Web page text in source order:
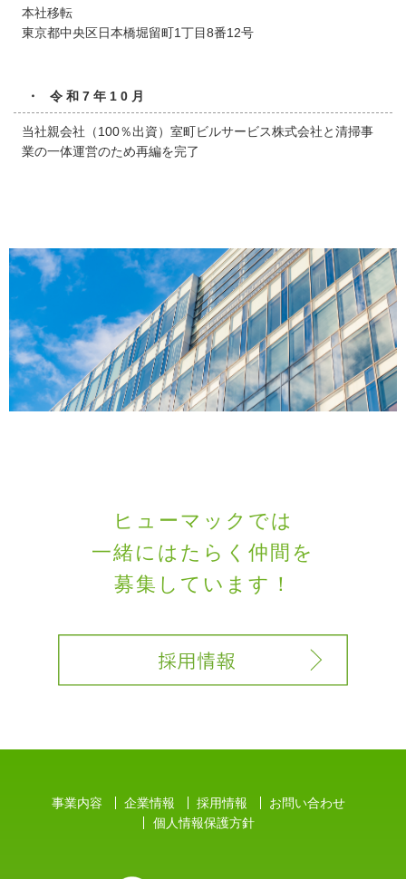
本社移転
東京都中央区日本橋堀留町1丁目8番12号
・ 令和7年10月
当社親会社（100％出資）室町ビルサービス株式会社と清掃事
業の一体運営のため再編を完了
ヒューマックでは
一緒にはたらく 仲間を
募集しています！
事業内容 企業情報 採用情報
お問い合わせ
個人情報保護方針